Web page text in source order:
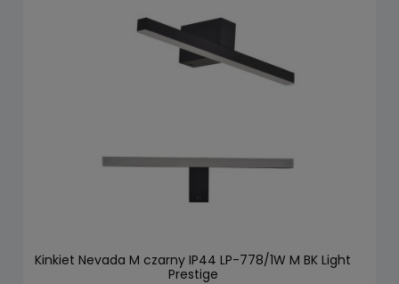
Kinkiet Nevada M czarny IP44 LP-778/1W M BK Light
Prestige